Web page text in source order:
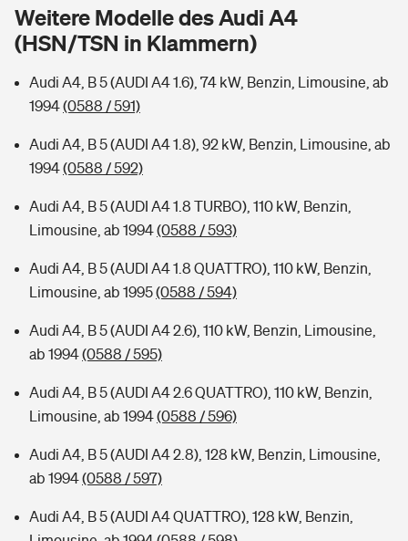
Hochwasser-Check: Wie gefährdet ist Ihr Haus?
Wer versichert was: Jetzt Versicherer finden
Sie haben Fragen?
Private Cyberversicherung
Musikinstrumentenversicherung
Zur Übersicht
Tools
Kinderunfall-Check: Mehr Sicherheit für deine Kids
Sie haben Fragen?
Sie haben Fragen?
Rentenrechner: Wie viel Geld bekomme ich im Alter?
Weitere Modelle des Audi A4
(HSN/TSN in Klammern)
Audi A4, B 5 (AUDI A4 1.6), 74 kW, Benzin, Limousine, ab
1994(0588 / 591)
Audi A4, B 5 (AUDI A4 1.8), 92 kW, Benzin, Limousine, ab
1994(0588 / 592)
Audi A4, B 5 (AUDI A4 1.8 TURBO), 110 kW, Benzin,
Limousine, ab 1994(0588 / 593)
Audi A4, B 5 (AUDI A4 1.8 QUATTRO), 110 kW, Benzin,
Limousine, ab 1995(0588 / 594)
Audi A4, B 5 (AUDI A4 2.6), 110 kW, Benzin, Limousine,
ab 1994(0588 / 595)
Audi A4, B 5 (AUDI A4 2.6 QUATTRO), 110 kW, Benzin,
Limousine, ab 1994(0588 / 596)
Audi A4, B 5 (AUDI A4 2.8), 128 kW, Benzin, Limousine,
ab 1994(0588 / 597)
Audi A4, B 5 (AUDI A4 QUATTRO), 128 kW, Benzin,